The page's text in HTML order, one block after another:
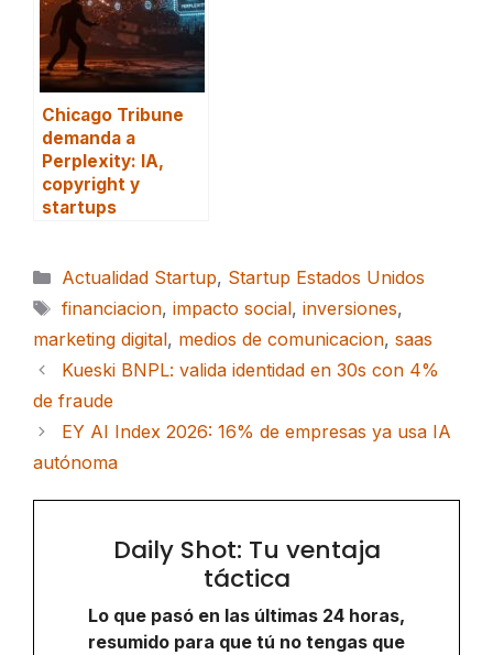
Chicago Tribune
demanda a
Perplexity: IA,
copyright y
startups
Categorías
Actualidad Startup, Startup Estados Unidos
Etiquetas
financiacion, impacto social, inversiones,
marketing digital, medios de comunicacion, saas
Kueski BNPL: valida identidad en 30s con 4%
de fraude
EY AI Index 2026: 16% de empresas ya usa IA
autónoma
Daily Shot: Tu ventaja
táctica
Lo que pasó en las últimas 24 horas,
resumido para que tú no tengas que